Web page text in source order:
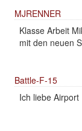
MJRENNER
Klasse Arbeit
mit den neuen
Battle-F-15
Ich liebe Airport